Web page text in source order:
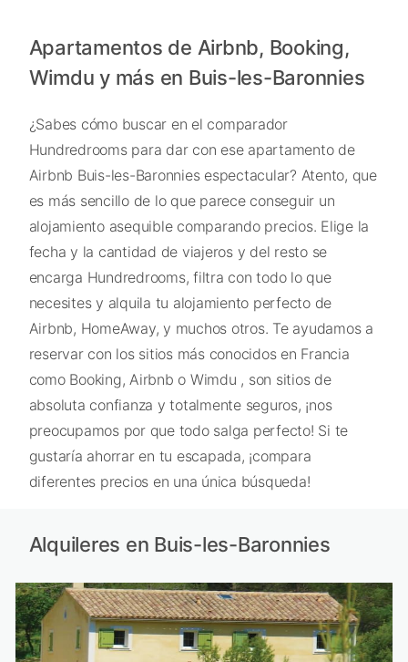
Apartamentos de Airbnb, Booking,
Wimdu y más en Buis-les-Baronnies
¿Sabes cómo buscar en el comparador
Hundredrooms para dar con ese apartamento de
Airbnb Buis-les-Baronnies espectacular? Atento, que
es más sencillo de lo que parece conseguir un
alojamiento asequible comparando precios. Elige la
fecha y la cantidad de viajeros y del resto se
encarga Hundredrooms, filtra con todo lo que
necesites y alquila tu alojamiento perfecto de
Airbnb, HomeAway, y muchos otros. Te ayudamos a
reservar con los sitios más conocidos en Francia
como Booking, Airbnb o Wimdu , son sitios de
absoluta confianza y totalmente seguros, ¡nos
preocupamos por que todo salga perfecto! Si te
gustaría ahorrar en tu escapada, ¡compara
diferentes precios en una única búsqueda!
Alquileres en Buis-les-Baronnies